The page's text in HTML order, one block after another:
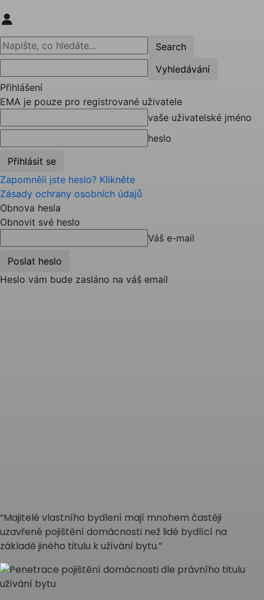
Přihlášení
EMA je pouze pro registrované uživatele
vaše uživatelské jméno
heslo
Zapomněli jste heslo? Klikněte
Zásady ochrany osobních údajů
Obnova hesla
Obnovit své heslo
Váš e-mail
Heslo vám bude zasláno na váš email
“Majitelé vlastního bydlení mají mnohem častěji
uzavřené pojištění domácnosti než lidé bydlící na
základě jiného titulu k užívání bytu.”